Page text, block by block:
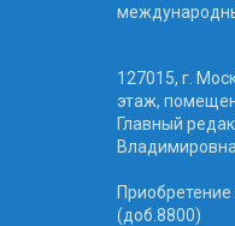
127015, г.
этаж,
Главный
Владимировна
(доб.8800)